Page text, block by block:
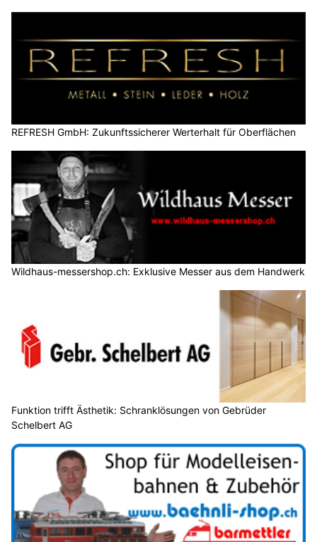
REFRESH GmbH: Zukunftssicherer Werterhalt für Oberflächen
Wildhaus-messershop.ch: Exklusive Messer aus dem Handwerk
Funktion trifft Ästhetik: Schranklösungen von Gebrüder
Schelbert AG